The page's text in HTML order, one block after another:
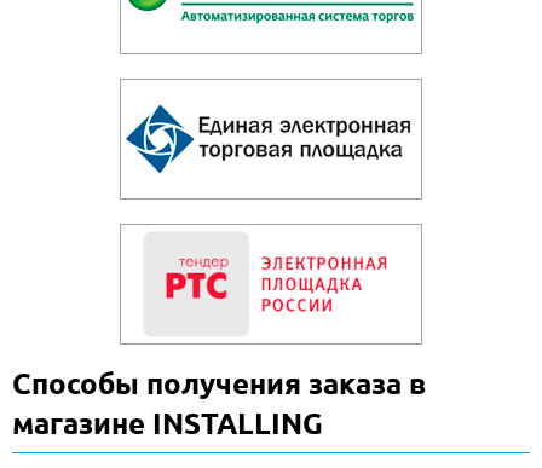
Способы получения заказа в
магазине INSTALLING